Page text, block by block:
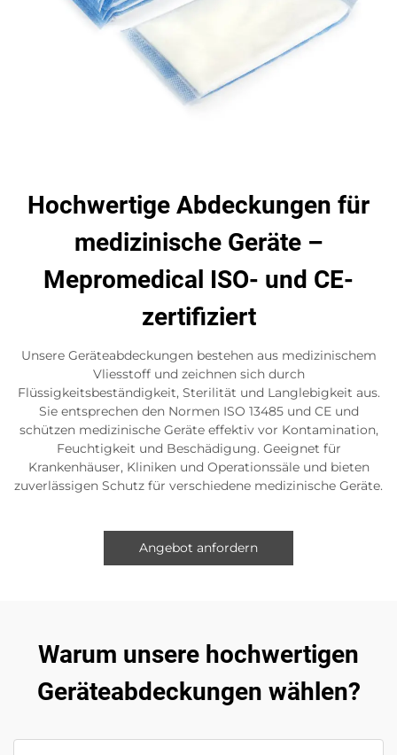
Hochwertige Abdeckungen für
medizinische Geräte –
Mepromedical ISO- und CE-
zertifiziert
Unsere Geräteabdeckungen bestehen aus medizinischem
Vliesstoff und zeichnen sich durch
Flüssigkeitsbeständigkeit, Sterilität und Langlebigkeit aus.
Sie entsprechen den Normen ISO 13485 und CE und
schützen medizinische Geräte effektiv vor Kontamination,
Feuchtigkeit und Beschädigung. Geeignet für
Krankenhäuser, Kliniken und Operationssäle und bieten
zuverlässigen Schutz für verschiedene medizinische Geräte.
Angebot anfordern
Warum unsere hochwertigen
Geräteabdeckungen wählen?